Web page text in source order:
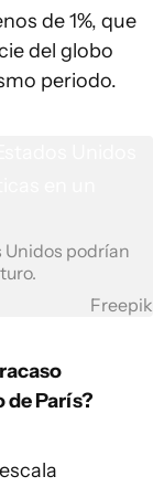
de 1%, que
del globo
periodo.
Unidos podrían
Freepik
París?